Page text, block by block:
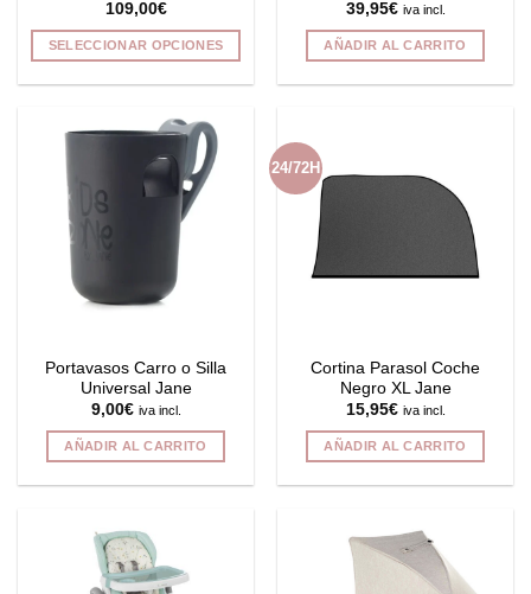
producto
producto
109,00€
SELECCIONAR OPCIONES
tiene
múltiples
variantes.
Las
opciones
pueden
elegir
página
de
producto
39,95€ iva incl.
AÑADIR AL CARRITO
Portavasos Carro o Silla
Universal Jane
9,00€ iva incl.
AÑADIR AL CARRITO
24/72H
Cortina Parasol Coche
Negro XL Jane
15,95€ iva incl.
AÑADIR AL CARRITO